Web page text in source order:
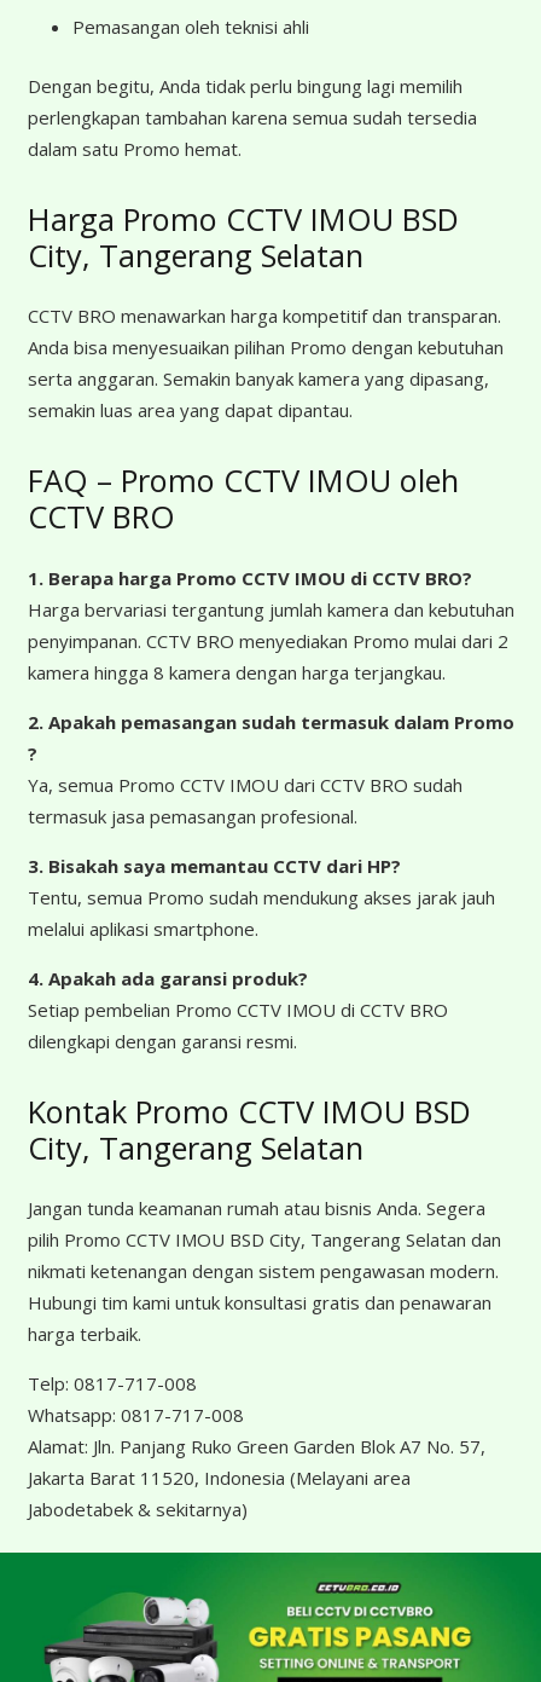
Pemasangan oleh teknisi ahli
Dengan begitu, Anda tidak perlu bingung lagi memilih
perlengkapan tambahan karena semua sudah tersedia
dalam satu Promo hemat.
Harga Promo CCTV IMOU BSD
City, Tangerang Selatan
CCTV BRO menawarkan harga kompetitif dan transparan.
Anda bisa menyesuaikan pilihan Promo dengan kebutuhan
serta anggaran. Semakin banyak kamera yang dipasang,
semakin luas area yang dapat dipantau.
FAQ – Promo CCTV IMOU oleh
CCTV BRO
1. Berapa harga Promo CCTV IMOU di CCTV BRO?
Harga bervariasi tergantung jumlah kamera dan kebutuhan
penyimpanan. CCTV BRO menyediakan Promo mulai dari 2
kamera hingga 8 kamera dengan harga terjangkau.
2. Apakah pemasangan sudah termasuk dalam Promo
?
Ya, semua Promo CCTV IMOU dari CCTV BRO sudah
termasuk jasa pemasangan profesional.
3. Bisakah saya memantau CCTV dari HP?
Tentu, semua Promo sudah mendukung akses jarak jauh
melalui aplikasi smartphone.
4. Apakah ada garansi produk?
Setiap pembelian Promo CCTV IMOU di CCTV BRO
dilengkapi dengan garansi resmi.
Kontak Promo CCTV IMOU BSD
City, Tangerang Selatan
Jangan tunda keamanan rumah atau bisnis Anda. Segera
pilih Promo CCTV IMOU BSD City, Tangerang Selatan dan
nikmati ketenangan dengan sistem pengawasan modern.
Hubungi tim kami untuk konsultasi gratis dan penawaran
harga terbaik.
Telp: 0817-717-008
Whatsapp: 0817-717-008
Alamat: Jln. Panjang Ruko Green Garden Blok A7 No. 57,
Jakarta Barat 11520, Indonesia (Melayani area
Jabodetabek & sekitarnya)